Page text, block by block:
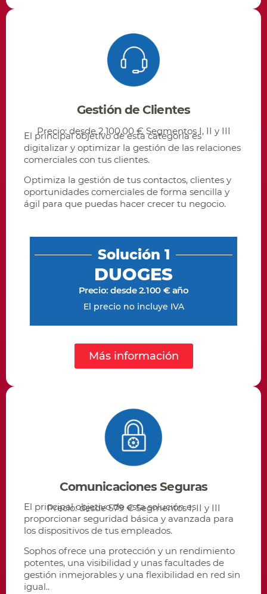
Gestión de Clientes
Precio: desde 2.100,00 € Segmentos I, II y III
El principal objetivo de esta categoría es
digitalizar y optimizar la gestión de las relaciones
comerciales con tus clientes.
Optimiza la gestión de tus contactos, clientes y
oportunidades comerciales de forma sencilla y
ágil para que puedas hacer crecer tu negocio.
Solución 1
DUOGES
Precio: desde 2.100 € año
El precio no incluye IVA
Más información
Comunicaciones Seguras
Precio: desde 579 € Segmentos I, II y III
El principal objetivo de esta solución es
proporcionar seguridad básica y avanzada para
los dispositivos de tus empleados.
Sophos ofrece una protección y un rendimiento
potentes, una visibilidad y unas facultades de
gestión inmejorables y una flexibilidad en red sin
igual..